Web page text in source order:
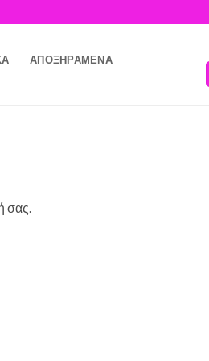
ΑΠΟΞΗΡΑΜΈΝΑ
σας.